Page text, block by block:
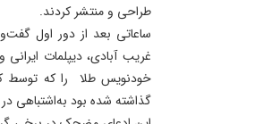
طراحی و منتشر کردند.
ساعاتی بعد از دور اول
غریب آبادی، دیپلمات
خودنویس طلا را که توسط
گذاشته شده بود به‌اشتباهی